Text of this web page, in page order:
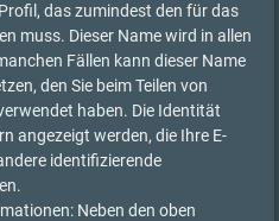
das zumindest den für das
muss. Dieser Name wird in allen
Fällen kann dieser Name
den Sie beim Teilen von
haben. Die Identität
angezeigt werden, die Ihre E-
identifizierende
Neben den oben